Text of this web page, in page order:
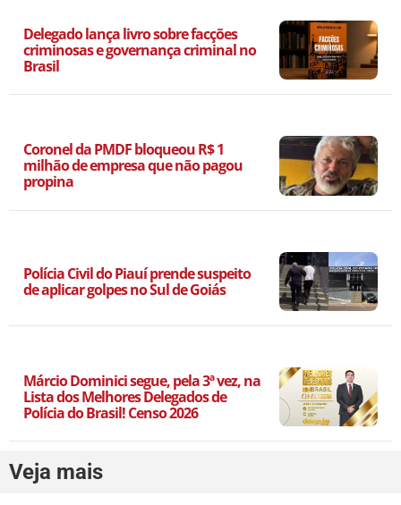
Delegado lança livro sobre facções
criminosas e governança criminal no
Brasil
Coronel da PMDF bloqueou R$ 1
milhão de empresa que não pagou
propina
Polícia Civil do Piauí prende suspeito
de aplicar golpes no Sul de Goiás
Márcio Dominici segue, pela 3ª vez, na
Lista dos Melhores Delegados de
Polícia do Brasil! Censo 2026
Veja mais